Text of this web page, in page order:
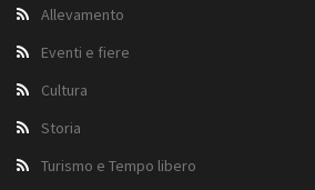
Allevamento
Eventi e fiere
Cultura
Storia
Turismo e Tempo libero